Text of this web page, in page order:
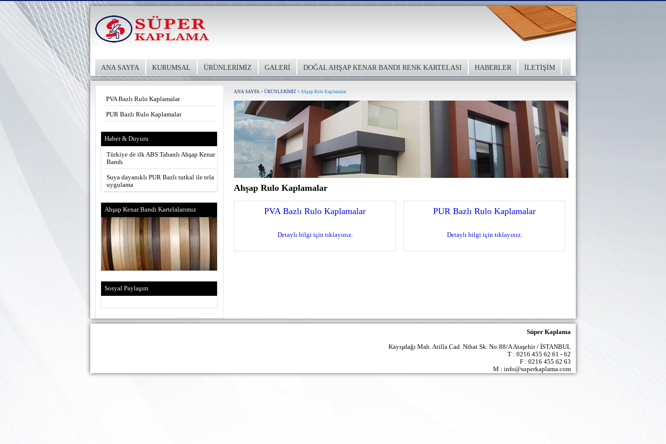
ANA SAYFA KURUMSAL ÜRÜNLERİMİZ GALERİ DOĞAL AHŞAP KENAR BANDI RENK KARTELASI HABERLER İLETİŞİM
PVA Bazlı Rulo Kaplamalar
PUR Bazlı Rulo Kaplamalar
Haber & Duyuru
Türkiye de ilk ABS Tabanlı Ahşap Kenar
Bandı
Suya dayanıklı PUR Bazlı tutkal ile tela
uygulama
Ahşap Kenar Bandı Kartelalarımız
Sosyal Paylaşım
ANA SAYFA > ÜRÜNLERİMİZ > Ahşap Rulo Kaplamalar
Ahşap Rulo Kaplamalar
PVA Bazlı Rulo Kaplamalar
Detaylı bilgi için tıklayınız.
PUR Bazlı Rulo Kaplamalar
Detaylı bilgi için tıklayınız.
Süper Kaplama
Kayışdağı Mah. Atilla Cad. Nihat Sk. No:88/A Ataşehir / İSTANBUL
T : 0216 455 62 61 - 62
F : 0216 455 62 63
M : info@superkaplama.com